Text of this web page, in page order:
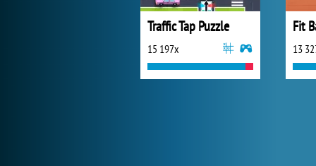
Traffic Tap Puzzle
15 197x
Fit
13